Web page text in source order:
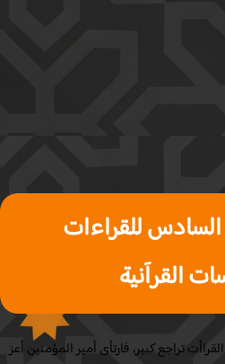
للقراءات
القرآنية
تراجع كبير، فارتأى أمير المؤمنين أعز